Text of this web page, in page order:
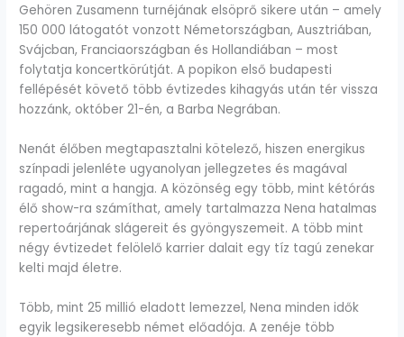
Gehören Zusamenn turnéjának elsöprő sikere után – amely
150 000 látogatót vonzott Németországban, Ausztriában,
Svájcban, Franciaországban és Hollandiában – most
folytatja koncertkörútját. A popikon első budapesti
fellépését követő több évtizedes kihagyás után tér vissza
hozzánk, október 21-én, a Barba Negrában.
Nenát élőben megtapasztalni kötelező, hiszen energikus
színpadi jelenléte ugyanolyan jellegzetes és magával
ragadó, mint a hangja. A közönség egy több, mint kétórás
élő show-ra számíthat, amely tartalmazza Nena hatalmas
repertoárjának slágereit és gyöngyszemeit. A több mint
négy évtizedet felölelő karrier dalait egy tíz tagú zenekar
kelti majd életre.
Több, mint 25 millió eladott lemezzel, Nena minden idők
egyik legsikeresebb német előadója. A zenéje több